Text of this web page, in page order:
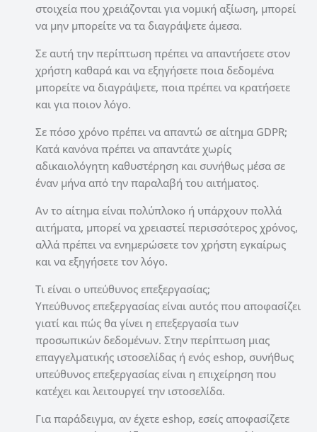
στοιχεία που χρειάζονται για νομική αξίωση, μπορεί
να μην μπορείτε να τα διαγράψετε άμεσα.
Σε αυτή την περίπτωση πρέπει να απαντήσετε στον
χρήστη καθαρά και να εξηγήσετε ποια δεδομένα
μπορείτε να διαγράψετε, ποια πρέπει να κρατήσετε
και για ποιον λόγο.
Σε πόσο χρόνο πρέπει να απαντώ σε αίτημα GDPR;
Κατά κανόνα πρέπει να απαντάτε χωρίς
αδικαιολόγητη καθυστέρηση και συνήθως μέσα σε
έναν μήνα από την παραλαβή του αιτήματος.
Αν το αίτημα είναι πολύπλοκο ή υπάρχουν πολλά
αιτήματα, μπορεί να χρειαστεί περισσότερος χρόνος,
αλλά πρέπει να ενημερώσετε τον χρήστη εγκαίρως
και να εξηγήσετε τον λόγο.
Τι είναι ο υπεύθυνος επεξεργασίας;
Υπεύθυνος επεξεργασίας είναι αυτός που αποφασίζει
γιατί και πώς θα γίνει η επεξεργασία των
προσωπικών δεδομένων. Στην περίπτωση μιας
επαγγελματικής ιστοσελίδας ή ενός eshop, συνήθως
υπεύθυνος επεξεργασίας είναι η επιχείρηση που
κατέχει και λειτουργεί την ιστοσελίδα.
Για παράδειγμα, αν έχετε eshop, εσείς αποφασίζετε